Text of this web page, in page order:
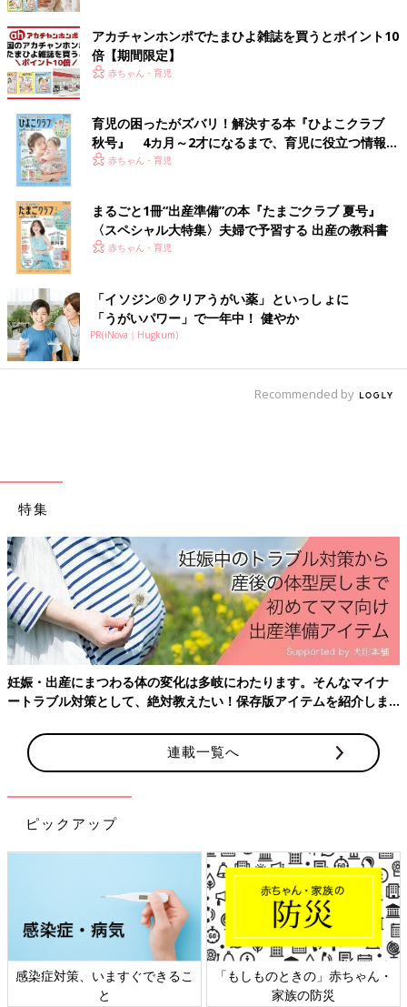
出典：Instagramアカウント「hoku2_oimo」
hoku2_oimoさんは「ミッフィー UT」を購入。こちらはバック
プリントで、ミッフィーちゃんがたくさん描かれているデザイン
です。ちょっぴり大きめサイズを選んだそうで、レギンスをはい
てワンピース風に着る予定なんだとか。可愛らしい雰囲気にする
こなすなら、グレーや深みのあるネイビーのレギンスもおすすめ
の相性が◎「ポケモン UT」
出典：Instagramアカウント「__uru229」
miyuさんは、こちらの「ポケモン UT」を。ニンフィアとイーブ
イが描かれており、しかもピンクカラーでなんとも可愛らしいT
シャツです。ポケモンシリーズのTシャツはほかにも種類があ
り、お気に入りのポケモンTを見つけることができれば、お着換
アカチャンホンポでたまひよ雑誌を買うとポイント10
倍【期間限定】
赤ちゃん・育児
育児の困ったがズバリ！解決する本『ひよこクラブ
秋号』 4カ月～2才になるまで、育児に役立つ情報が
いっぱい！
赤ちゃん・育児
まるごと1冊“出産準備”の本『たまごクラブ 夏号』
〈スペシャル大特集〉夫婦で予習する 出産の教科書
赤ちゃん・育児
「イソジン®クリアうがい薬」といっしょに
「うがいパワー」で一年中！ 健やか
PR(iNova｜Hugkum)
Recommended by
特集
妊娠・出産にまつわる体の変化は多岐にわたります。そんなマイナ
ートラブル対策として、絶対教えたい！保存版アイテムを紹介しま
連載一覧へ
ピックアップ
感染症対策、いますぐできるこ
と
「もしものときの」赤ちゃん・
家族の防災